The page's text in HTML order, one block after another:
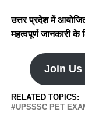
उत्तर प्रदेश में
महत्वपूर्ण जानकारी
Join Us
RELATED TOPICS:
UPSSSC PET